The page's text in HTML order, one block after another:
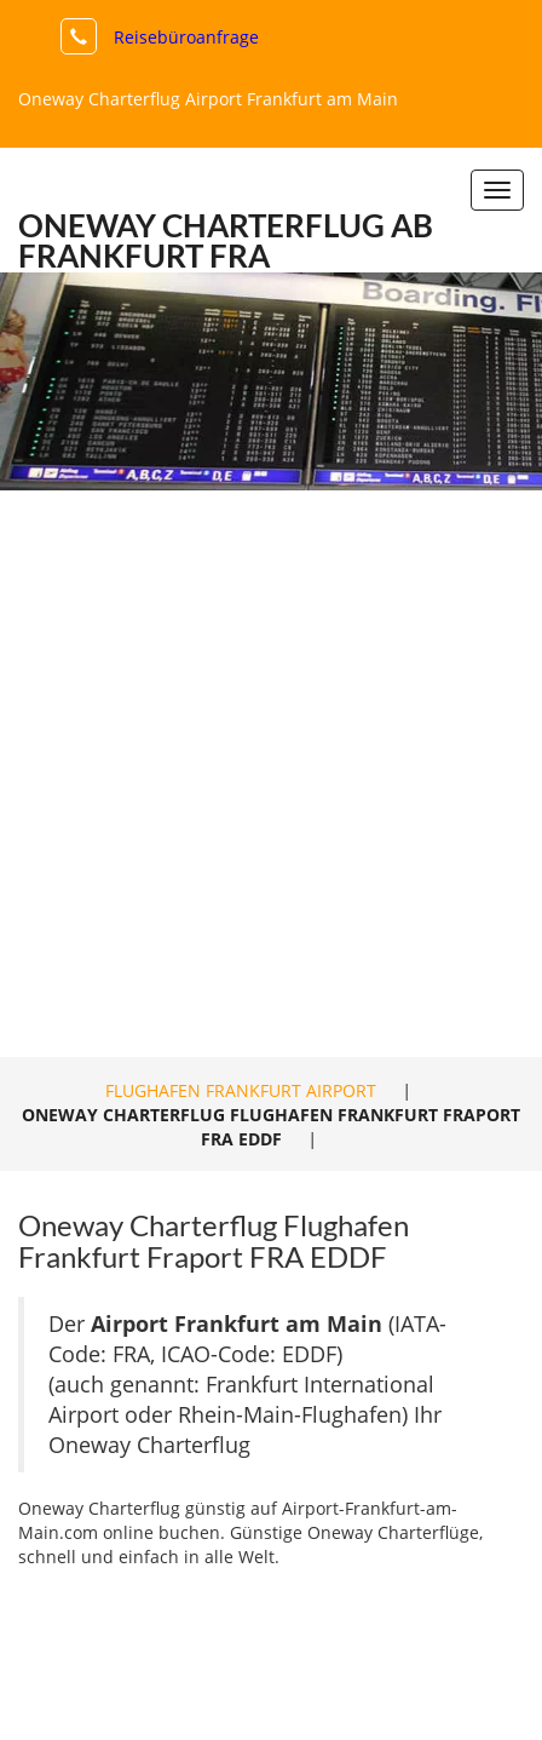
Reisebüroanfrage
Oneway Charterflug Airport Frankfurt am Main
ONEWAY CHARTERFLUGAB
FRANKFURT FRA
FLUGHAFEN FRANKFURT AIRPORT
|
ONEWAY CHARTERFLUG FLUGHAFEN FRANKFURT FRAPORT
FRA EDDF
|
Oneway Charterflug Flughafen
Frankfurt Fraport FRA EDDF
Der Airport Frankfurt am Main (IATA-
Code: FRA, ICAO-Code: EDDF)
(auch genannt: Frankfurt International
Airport oder Rhein-Main-Flughafen) Ihr
Oneway Charterflug
Oneway Charterflug günstig auf Airport-Frankfurt-am-
Main.com online buchen. Günstige Oneway Charterflüge,
schnell und einfach in alle Welt.